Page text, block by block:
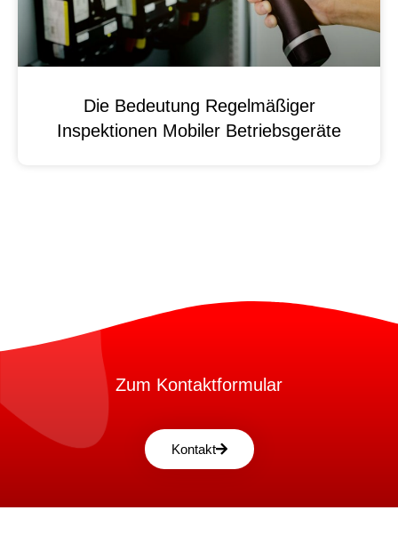
Die Bedeutung Regelmäßiger
Inspektionen Mobiler Betriebsgeräte
Zum Kontaktformular
Kontakt